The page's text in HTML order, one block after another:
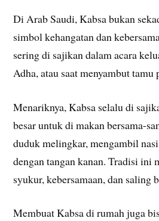
Di Arab Saudi, Kabsa bukan
simbol kehangatan dan
sering di sajikan dalam acara
Adha, atau saat menyambut tamu
Menariknya, Kabsa selalu di
besar untuk di makan bersama-
duduk melingkar, mengambil
dengan tangan kanan. Tradisi ini
syukur, kebersamaan, dan saling
Membuat Kabsa di rumah juga